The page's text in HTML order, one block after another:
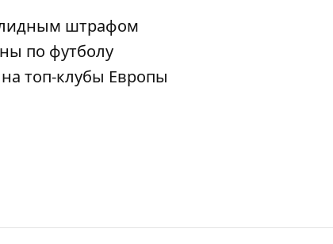
штрафом
по футболу
топ-клубы Европы